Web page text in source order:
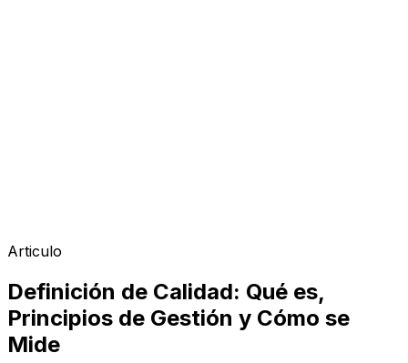
Articulo
Definición de Calidad: Qué es,
Principios de Gestión y Cómo se
Mide